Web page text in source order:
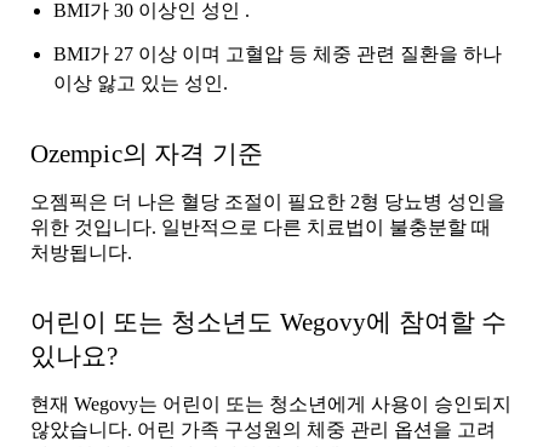
BMI가 30 이상인 성인 .
BMI가 27 이상 이며 고혈압 등 체중 관련 질환을 하나
이상 앓고 있는 성인.
Ozempic의 자격 기준
오젬픽은 더 나은 혈당 조절이 필요한 2형 당뇨병 성인을
위한 것입니다. 일반적으로 다른 치료법이 불충분할 때
처방됩니다.
어린이 또는 청소년도 Wegovy에 참여할 수
있나요?
현재 Wegovy는 어린이 또는 청소년에게 사용이 승인되지
않았습니다. 어린 가족 구성원의 체중 관리 옵션을 고려